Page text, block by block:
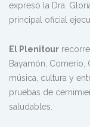
expresó la Dra.
principal oficial
El Plenitour
Bayamón, Comerío,
música, cultura y
pruebas de
saludables.